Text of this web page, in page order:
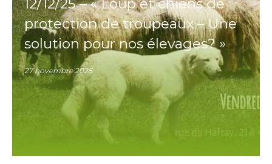
12/12/25 – « Loup et chiens de
protection de troupeaux – Une
solution pour nos élevages? »
27 novembre 2025